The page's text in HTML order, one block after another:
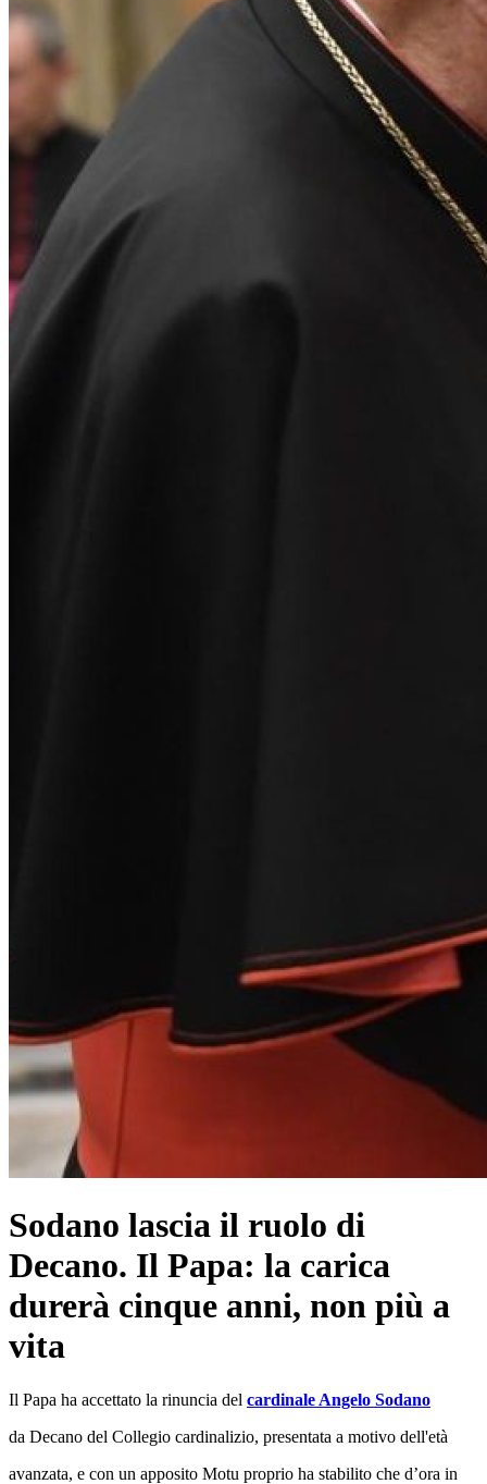
Sodano lascia il ruolo di
Decano. Il Papa: la carica
durerà cinque anni, non più a
vita
Il Papa ha accettato la rinuncia del cardinale Angelo Sodano
da Decano del Collegio cardinalizio, presentata a motivo dell'età
avanzata, e con un apposito Motu proprio ha stabilito che d’ora in